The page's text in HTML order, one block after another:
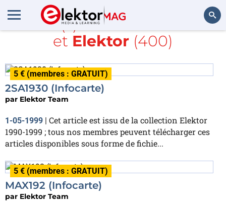
Article(s) avec la balise
CES
et Elektor (400)
5 € (membres : GRATUIT)
2SA1930 (Infocarte)
par Elektor Team
1-05-1999 | Cet article est issu de la collection Elektor
1990-1999 ; tous nos membres peuvent télécharger ces
articles disponibles sous forme de fichie...
5 € (membres : GRATUIT)
MAX192 (Infocarte)
par Elektor Team